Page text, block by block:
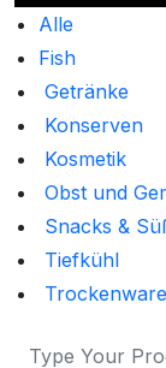
Alle
Fish
Getränke
Konserven
Kosmetik
Obst und
Snacks &
Tiefkühl